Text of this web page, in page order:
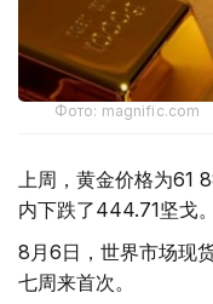
Фото: magnific.com
上周，黄金价格为61
内下跌了444.71坚戈。
8月6日，世界市场现
七周来首次。